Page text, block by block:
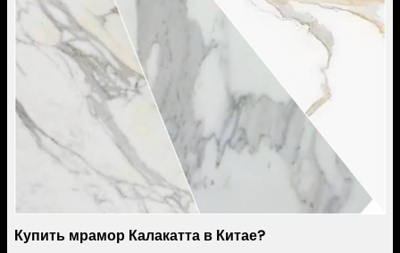
Купить мрамор Калакатта в Китае?